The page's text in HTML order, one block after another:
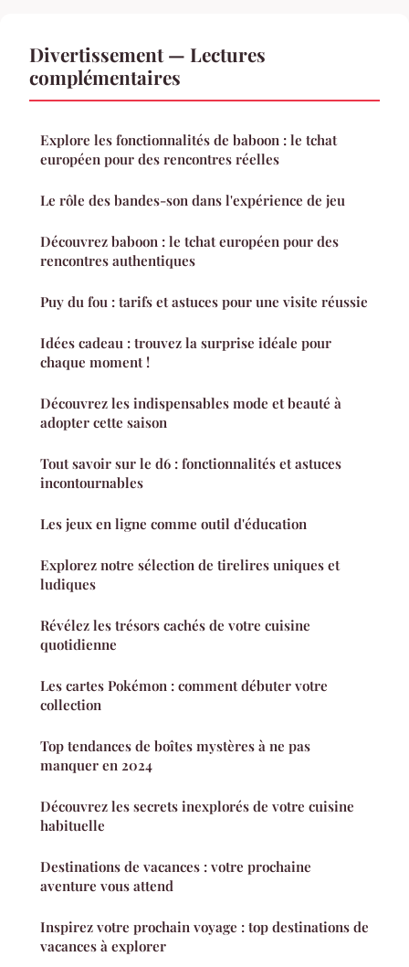
Divertissement — Lectures
complémentaires
Explore les fonctionnalités de baboon : le tchat
européen pour des rencontres réelles
Le rôle des bandes-son dans l'expérience de jeu
Découvrez baboon : le tchat européen pour des
rencontres authentiques
Puy du fou : tarifs et astuces pour une visite réussie
Idées cadeau : trouvez la surprise idéale pour
chaque moment !
Découvrez les indispensables mode et beauté à
adopter cette saison
Tout savoir sur le d6 : fonctionnalités et astuces
incontournables
Les jeux en ligne comme outil d'éducation
Explorez notre sélection de tirelires uniques et
ludiques
Révélez les trésors cachés de votre cuisine
quotidienne
Les cartes Pokémon : comment débuter votre
collection
Top tendances de boîtes mystères à ne pas
manquer en 2024
Découvrez les secrets inexplorés de votre cuisine
habituelle
Destinations de vacances : votre prochaine
aventure vous attend
Inspirez votre prochain voyage : top destinations de
vacances à explorer